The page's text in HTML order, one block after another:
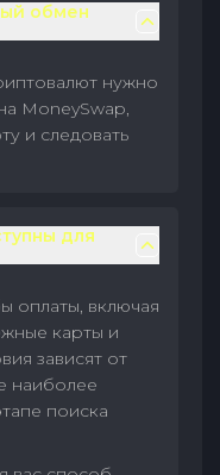
обмен
нужно
MoneySwap,
и следовать
для
оплаты, включая
карты и
зависят от
наиболее
поиска